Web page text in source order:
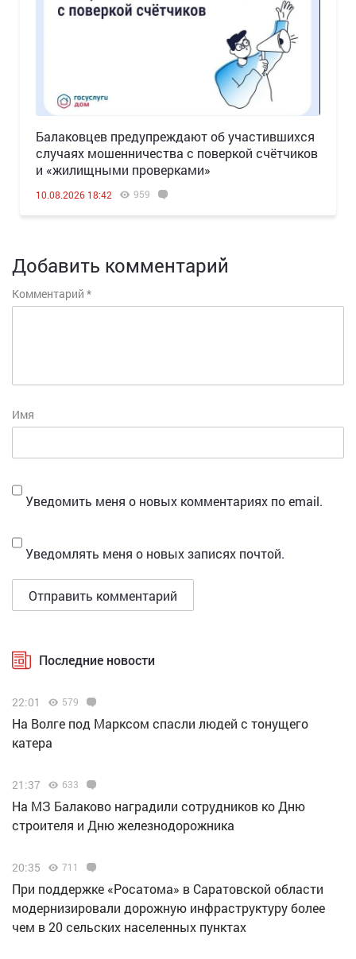
Балаковцев предупреждают об участившихся
случаях мошенничества с поверкой счётчиков
и «жилищными проверками»
10.08.2026 18:42 959
Добавить комментарий
Комментарий *
Имя
Уведомить меня о новых комментариях по email.
Уведомлять меня о новых записях почтой.
Последние новости
22:01 579
На Волге под Марксом спасли людей с тонущего
катера
21:37 633
На МЗ Балаково наградили сотрудников ко Дню
строителя и Дню железнодорожника
20:35 711
При поддержке «Росатома» в Саратовской области
модернизировали дорожную инфраструктуру более
чем в 20 сельских населенных пунктах